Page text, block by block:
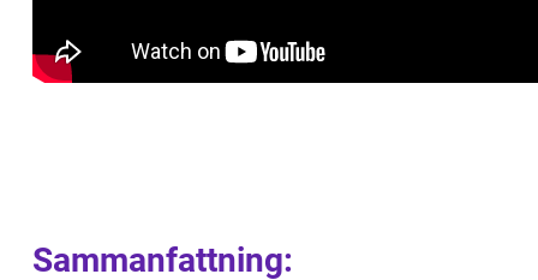
Sammanfattning: